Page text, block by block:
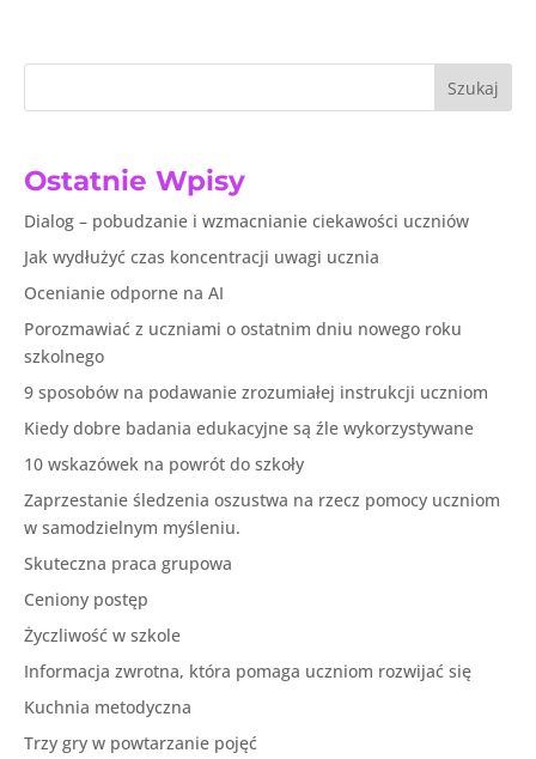
Szukaj
Ostatnie Wpisy
Dialog – pobudzanie i wzmacnianie ciekawości uczniów
Jak wydłużyć czas koncentracji uwagi ucznia
Ocenianie odporne na AI
Porozmawiać z uczniami o ostatnim dniu nowego roku
szkolnego
9 sposobów na podawanie zrozumiałej instrukcji uczniom
Kiedy dobre badania edukacyjne są źle wykorzystywane
10 wskazówek na powrót do szkoły
Zaprzestanie śledzenia oszustwa na rzecz pomocy uczniom
w samodzielnym myśleniu.
Skuteczna praca grupowa
Ceniony postęp
Życzliwość w szkole
Informacja zwrotna, która pomaga uczniom rozwijać się
Kuchnia metodyczna
Trzy gry w powtarzanie pojęć